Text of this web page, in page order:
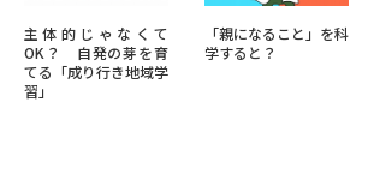
主体的じゃなくて
OK？ 自発の芽を育
てる「成り行き地域学
習」
「親になること」を科
学すると？